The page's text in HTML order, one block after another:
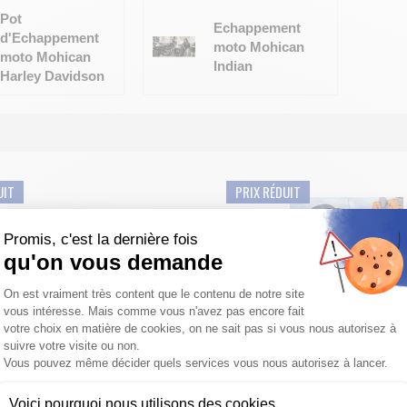
ont été développés pour augmenter de 10% la puissance
par rapport à celui d'origine!
toute particulière a été portée sur le détail et vous propose d'opter
le chrome ou le noir, cette gamme d'échappement est
compris, en plus d'apporter une superbe touche d'esthétisme,
votre machine en lui faisant perdre de précieux kilos!
de conformité, d'homologation et DB KILLER amovible,
Pot
d'Echappement
moto Mohican
Harley Davidson
Echappement
moto Mohican
Indian
MOHICAN INDIAN
SCOUT 2019-2021
moto custom le MOHICAN
SCOUT. Ces échappem...
1 451,70 € 1,613.00 € -10%
PRIX RÉDUIT
LIGNE COMPLÈTE POT
MOHICAN HARLEY DAVIDSON
Ligne complète pot
custom 2 en 2 le MOHICAN
Promis, c'est la dernière fois
qu'on vous demande
Plateforme de Gestion du
On est vraiment très content que le contenu de notre site
vous intéresse. Mais comme vous n'avez pas encore fait
votre choix en matière de cookies, on ne sait pas si vous nous autorisez à
suivre votre visite ou non.
Vous pouvez même décider quels services vous nous autorisez à lancer.
Voici pourquoi nous utilisons des cookies.